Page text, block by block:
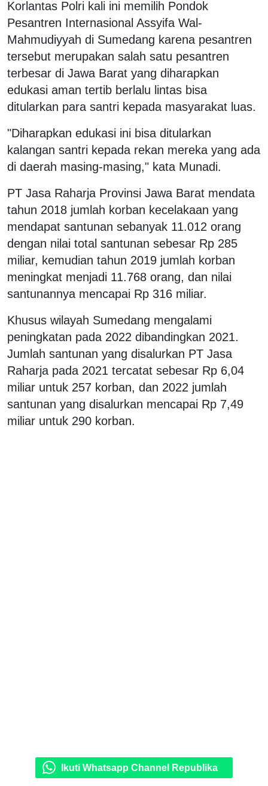
Korlantas Polri kali ini memilih Pondok
Pesantren Internasional Assyifa Wal-
Mahmudiyyah di Sumedang karena pesantren
tersebut merupakan salah satu pesantren
terbesar di Jawa Barat yang diharapkan
edukasi aman tertib berlalu lintas bisa
ditularkan para santri kepada masyarakat luas.
"Diharapkan edukasi ini bisa ditularkan
kalangan santri kepada rekan mereka yang ada
di daerah masing-masing," kata Munadi.
PT Jasa Raharja Provinsi Jawa Barat mendata
tahun 2018 jumlah korban kecelakaan yang
mendapat santunan sebanyak 11.012 orang
dengan nilai total santunan sebesar Rp 285
miliar, kemudian tahun 2019 jumlah korban
meningkat menjadi 11.768 orang, dan nilai
santunannya mencapai Rp 316 miliar.
Khusus wilayah Sumedang mengalami
peningkatan pada 2022 dibandingkan 2021.
Jumlah santunan yang disalurkan PT Jasa
Raharja pada 2021 tercatat sebesar Rp 6,04
miliar untuk 257 korban, dan 2022 jumlah
santunan yang disalurkan mencapai Rp 7,49
miliar untuk 290 korban.
Ikuti Whatsapp Channel Republika